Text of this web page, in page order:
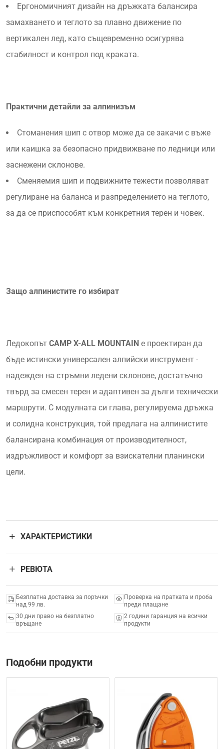
Ергономичният дизайн на дръжката балансира
замахването и теглото за плавно движение по
вертикален лед, като същевременно осигурява
стабилност и контрол под краката.
Практични детайли за алпинизъм
Стоманения шип с отвор може да се закачи с въже
или каишка за безопасно придвижване по ледници или
заснежени склонове.
Сменяемия шип и подвижните тежести позволяват
регулиране на баланса и разпределението на теглото,
за да се приспособят към конкретния терен и човек.
Защо алпинистите го избират
Ледокопът CAMP X-ALL MOUNTAIN е проектиран да
бъде истински универсален алпийски инструмент -
надежден на стръмни ледени склонове, достатъчно
твърд за смесен терен и адаптивен за дълги технически
маршрути. С модулната си глава, регулируема дръжка
и солидна конструкция, той предлага на алпинистите
балансирана комбинация от производителност,
издръжливост и комфорт за взискателни планински
цели.
ХАРАКТЕРИСТИКИ
РЕВЮТА
Безплатна доставка за поръчки
над 99 лв.
Проверка на пратката и проба
преди плащане
30 дни право на безплатно
връщане
2 години гаранция на всички
продукти
Подобни продукти